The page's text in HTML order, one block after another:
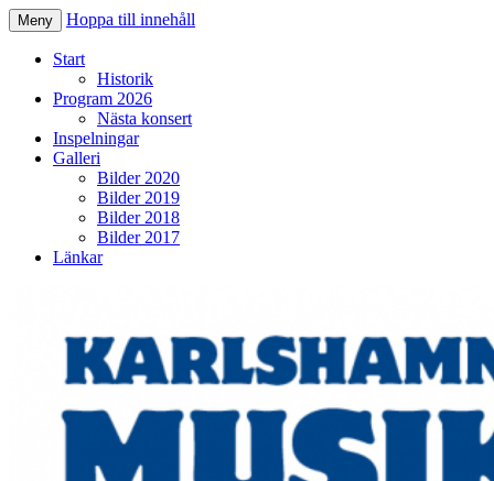
Karlshamns Musikkår
Meny Hoppa till innehåll
Start
Historik
Program 2026
Nästa konsert
Inspelningar
Galleri
Bilder 2020
Bilder 2019
Bilder 2018
Bilder 2017
Länkar